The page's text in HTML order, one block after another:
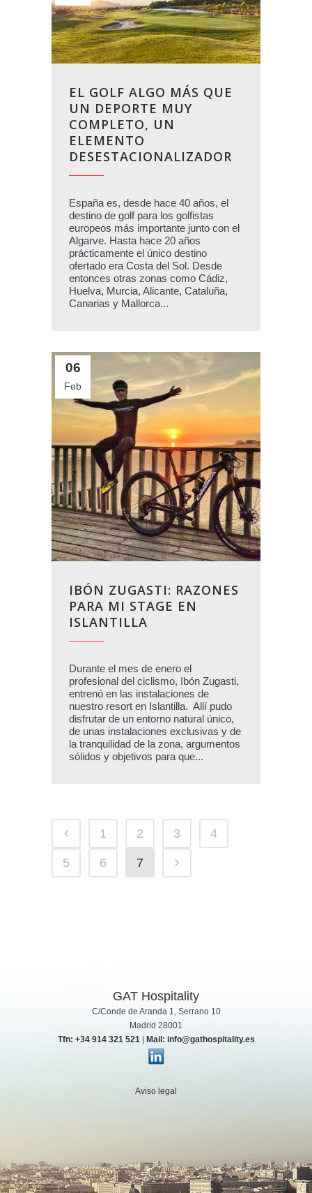
EL GOLF ALGO MÁS QUE
UN DEPORTE MUY
COMPLETO, UN
ELEMENTO
DESESTACIONALIZADOR
España es, desde hace 40 años, el
destino de golf para los golfistas
europeos más importante junto con el
Algarve. Hasta hace 20 años
prácticamente el único destino
ofertado era Costa del Sol. Desde
entonces otras zonas como Cádiz,
Huelva, Murcia, Alicante, Cataluña,
Canarias y Mallorca...
06
Feb
IBÓN ZUGASTI: RAZONES
PARA MI STAGE EN
ISLANTILLA
Durante el mes de enero el
profesional del ciclismo, Ibón Zugasti,
entrenó en las instalaciones de
nuestro resort en Islantilla. Allí pudo
disfrutar de un entorno natural único,
de unas instalaciones exclusivas y de
la tranquilidad de la zona, argumentos
sólidos y objetivos para que...
1 2 3 4
5 6 7
GAT Hospitality
C/Conde de Aranda 1, Serrano 10
Madrid 28001
Tfn: +34 914 321 521| Mail: info@gathospitality.es
Aviso legal